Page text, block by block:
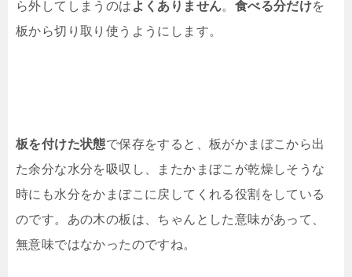
ら外してしまうのは よくありません。 食べる分だけを
板から切り取り使うようにします。
板を付けた状態で保存をすると、板がかまぼこから出
た余分な水分を吸収し、またかまぼこが乾燥しそうな
時にも水分をかまぼこに戻してくれる役割をしている
のです。あの木の板は、ちゃんとした意味があって、
無意味ではなかったのですね。